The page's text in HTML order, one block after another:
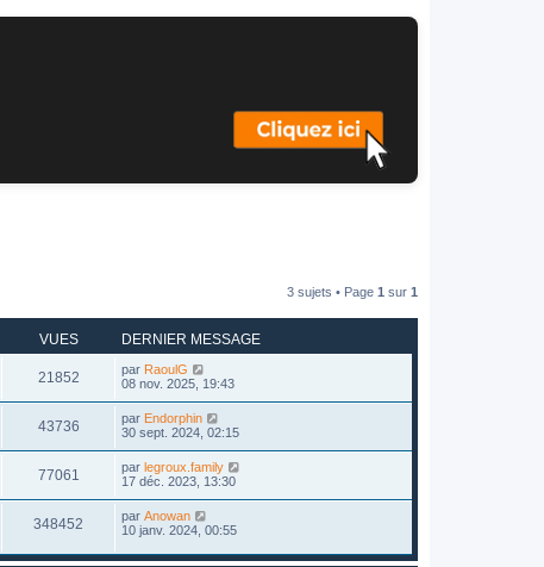
3 sujets • Page 1 sur 1
VUES DERNIER MESSAGE
21852 par RaoulG
08 nov. 2025, 19:43
43736 par Endorphin
30 sept. 2024, 02:15
77061 par legroux.family
17 déc. 2023, 13:30
348452 par Anowan
10 janv. 2024, 00:55